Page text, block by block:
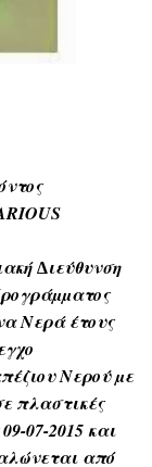
∆ιεύθυνση
Νερά έτους
Νερού µε
πλαστικές
07-2015 και
από